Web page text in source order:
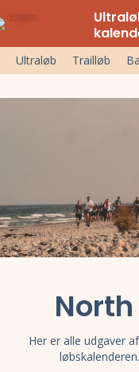
Ultraløb Trailløb
Her er alle udgaver